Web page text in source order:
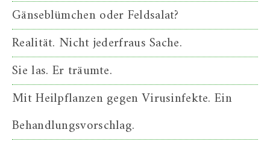
Gänseblümchen oder Feldsalat?
Realität. Nicht jederfraus Sache.
Sie las. Er träumte.
Mit Heilpflanzen gegen Virusinfekte. Ein
Behandlungsvorschlag.